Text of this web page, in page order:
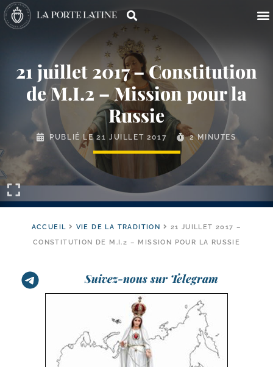
21 juillet 2017 – Constitution
de M.I.2 – Mission pour la
Russie
PUBLIÉ LE21 JUILLET 2017 2 MINUTES
ACCUEIL VIE DE LA TRADITION
21 JUILLET 2017 –
CONSTITUTION DE M.I.2 – MISSION POUR LA RUSSIE
Suivez-nous sur Telegram